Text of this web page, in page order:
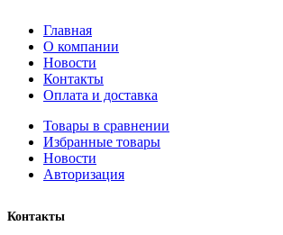
Главная
О компании
Новости
Контакты
Оплата и доставка
Товары в сравнении
Избранные товары
Новости
Авторизация
Контакты